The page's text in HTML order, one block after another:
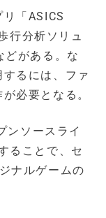
「ASICS
行分析ソリュ
どがある。な
るには、ファ
必要となる。
ンソースライ
ることで、セ
ナルゲームの